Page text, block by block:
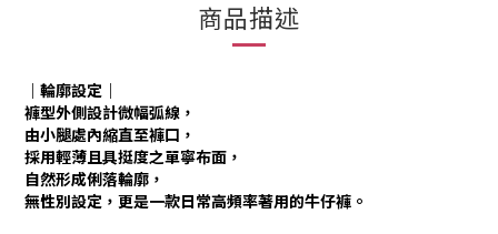
商品描述
｜輪廓設定｜
褲型外側設計微幅弧線，
由小腿處內縮直至褲口，
採用輕薄且具挺度之單寧布面，
自然形成俐落輪廓，
無性別設定，更是一款日常高頻率著用的牛仔褲。